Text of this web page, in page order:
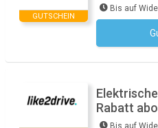
GUTSCHEIN
Bis auf
Rabatt
Bis auf